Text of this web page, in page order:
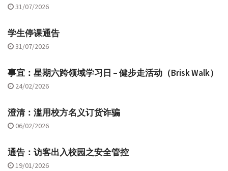
31/07/2026
学生停课通告
31/07/2026
事宜：星期六跨领域学习日 – 健步走活动（Brisk Walk）
24/02/2026
澄清：滥用校方名义订货诈骗
06/02/2026
通告：访客出入校园之安全管控
19/01/2026